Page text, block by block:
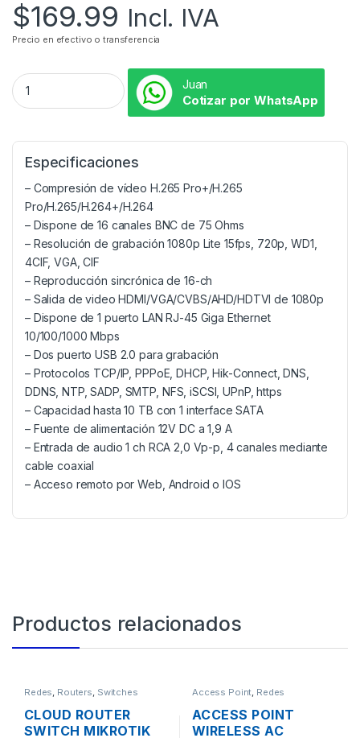
$169.99 Incl. IVA
Precio en efectivo o transferencia
Juan
Cotizar por WhatsApp
Especificaciones
– Compresión de vídeo H.265 Pro+/H.265
Pro/H.265/H.264+/H.264
– Dispone de 16 canales BNC de 75 Ohms
– Resolución de grabación 1080p Lite 15fps, 720p, WD1,
4CIF, VGA, CIF
– Reproducción sincrónica de 16-ch
– Salida de video HDMI/VGA/CVBS/AHD/HDTVI de 1080p
– Dispone de 1 puerto LAN RJ-45 Giga Ethernet
10/100/1000 Mbps
– Dos puerto USB 2.0 para grabación
– Protocolos TCP/IP, PPPoE, DHCP, Hik-Connect, DNS,
DDNS, NTP, SADP, SMTP, NFS, iSCSI, UPnP, https
– Capacidad hasta 10 TB con 1 interface SATA
– Fuente de alimentación 12V DC a 1,9 A
– Entrada de audio 1 ch RCA 2,0 Vp-p, 4 canales mediante
cable coaxial
– Acceso remoto por Web, Android o IOS
Productos relacionados
Redes, Routers, Switches
CLOUD ROUTER
SWITCH MIKROTIK
Access Point, Redes
ACCESS POINT
WIRELESS AC